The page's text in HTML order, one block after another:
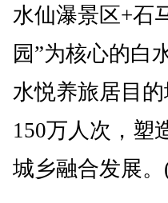
水仙瀑景区+石
园”为核心的白
水悦养旅居目
150万人次，塑
城乡融合发展